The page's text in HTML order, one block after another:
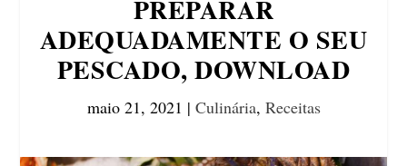
PREPARAR
ADEQUADAMENTE O SEU
PESCADO, DOWNLOAD
maio 21, 2021 | Culinária, Receitas